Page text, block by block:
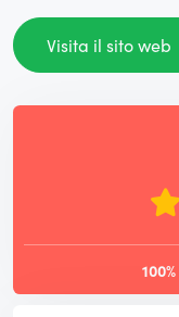
Visita il sito web
100%